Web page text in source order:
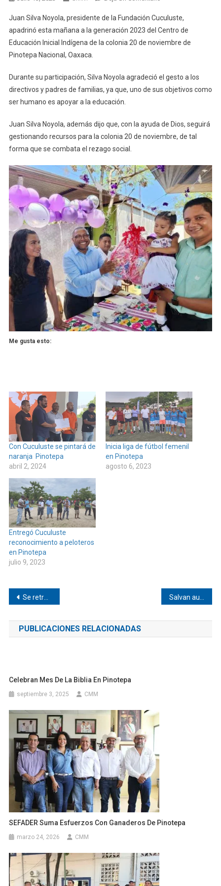
Cuculuste
Kinder
De
Juan Silva Noyola, presidente de la Fundación Cuculuste,
apadrinó esta mañana a la generación 2023 del Centro de
Educación Inicial Indígena de la colonia 20 de noviembre de
Pinotepa Nacional, Oaxaca.
Durante su participación, Silva Noyola agradeció el gesto a los
directivos y padres de familias, ya que, uno de sus objetivos como
ser humano es apoyar a la educación.
Juan Silva Noyola, además dijo que, con la ayuda de Dios, seguirá
gestionando recursos para la colonia 20 de noviembre, de tal
forma que se combata el rezago social.
Me gusta esto:
Con Cuculuste se pintará de
naranja Pinotepa
abril 2, 2024
Inicia liga de fútbol femenil
en Pinotepa
agosto 6, 2023
Entregó Cuculuste
reconocimiento a peloteros
en Pinotepa
julio 9, 2023
Navegación
de
entradas
Se retrasa autobus de Oaxaca a Pinotepa Salvan auto de la corriente en Pinotepa
PUBLICACIONES RELACIONADAS
Celebran Mes De La Biblia En Pinotepa
septiembre 3, 2025 CMM
SEFADER Suma Esfuerzos Con Ganaderos De Pinotepa
marzo 24, 2026 CMM